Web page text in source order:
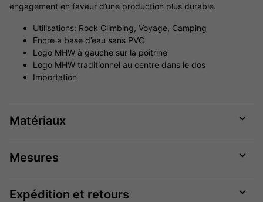
engagement en faveur d’une production plus durable.
Utilisations: Rock Climbing, Voyage, Camping
Encre à base d’eau sans PVC
Logo MHW à gauche sur la poitrine
Logo MHW traditionnel au centre dans le dos
Importation
Matériaux
Mesures
Expédition et retours